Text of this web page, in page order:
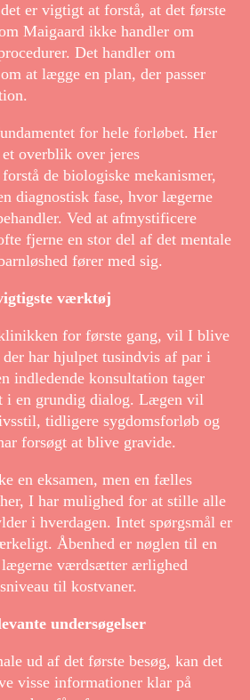
er vigtigt at forstå, at det første
Maigaard ikke handler om
Det handler om
at lægge en plan, der passer
for hele forløbet. Her
overblik over jeres
de biologiske mekanismer,
diagnostisk fase, hvor lægerne
Ved at afmystificere
fjerne en stor del af det mentale
fører med sig.
værktøj
for første gang, vil I blive
har hjulpet tusindvis af par i
indledende konsultation tager
i en grundig dialog. Lægen vil
tidligere sygdomsforløb og
forsøgt at blive gravide.
en eksamen, men en fælles
I har mulighed for at stille alle
i hverdagen. Intet spørgsmål er
Åbenhed er nøglen til en
værdsætter ærlighed
til kostvaner.
undersøgelser
ud af det første besøg, kan det
visse informationer klar på